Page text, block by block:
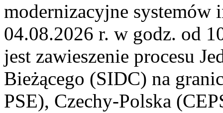
modernizacyjne
04.08.2026 r. w godz. od
jest zawieszenie procesu
Bieżącego (SIDC) na
PSE), Czechy-Polska